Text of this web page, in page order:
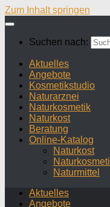
Zum Inhalt springen
Suchen nach:
Aktuelles
Angebote
Kosmetikstudio
Naturarznei
Naturkosmetik
Naturkost
Beratung
Online-Katalog
Naturkost
Naturmittel
Aktuelles
Angebote